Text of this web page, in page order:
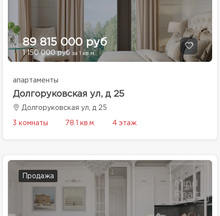
89 815 000 руб
1 150 000 руб за 1 кв.м.
апартаменты
Долгоруковская ул, д 25
Долгоруковская ул, д 25
3 комнаты 78.1 кв.м. 4 этаж
Продажа